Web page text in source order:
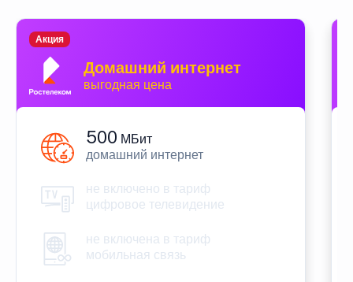
Домашний интернет
выгодная цена
Акция
500 МБит
домашний интернет
не включено в тариф
цифровое телевидение
не включена в тариф
мобильная связь